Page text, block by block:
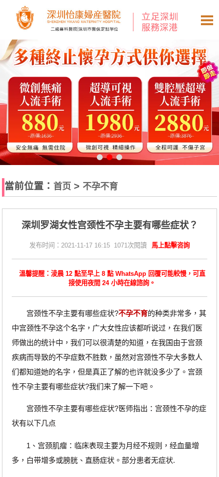
當前位置： 首页 > 不孕不育
深圳罗湖女性宫颈性不孕主要有哪些症状？
发布时间：2021-11-17 16:15 1071次閱讀 馬上點擊咨詢
溫馨提醒：淩晨 12 點至早上 8 點 WhatsApp 回覆可能較慢，可直
接使用夜間 24 小時在線諮詢。
宫颈性不孕主要有哪些症状?不孕不育的种类非常多，其
中宫颈性不孕这个名字，广大女性应该都听说过，在我们医
师做出的统计中，我们可以很清楚的知道，在我国由于宫颈
疾病而导致的不孕症数不胜数，虽然对宫颈性不孕大多数人
们都知道她的名字，但是真正了解的也许就没多少了。宫颈
性不孕主要有哪些症状?我们来了解一下吧。
宫颈性不孕主要有哪些症状?医师指出：宫颈性不孕的症
状有以下几点
1、宫颈肌瘤：临床表现主要为月经不规则，经血量增
多，白带增多或膀胱、直肠症状。部分患者无症状.